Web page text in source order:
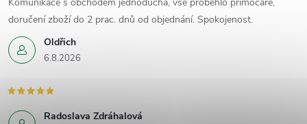
Oldřich
6.8.2026
doručení zboží do 2 prac. dnů od objednání. Spokojenost.
Radoslava Zdráhalová